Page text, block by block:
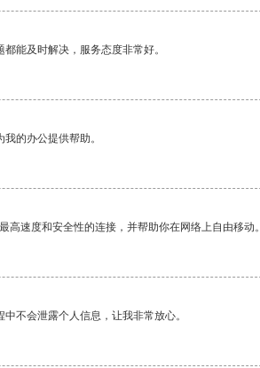
能及时解决，服务态度非常好。
的办公提供帮助。
高速度和安全性的连接，并帮助你在网络上自由移动。
不会泄露个人信息，让我非常放心。